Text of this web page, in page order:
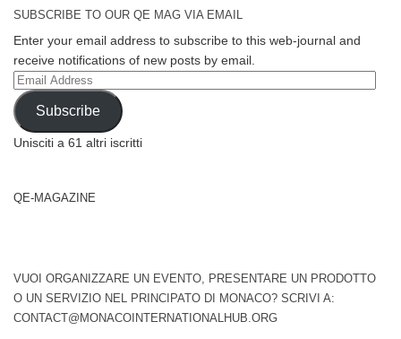
SUBSCRIBE TO OUR QE MAG VIA EMAIL
Enter your email address to subscribe to this web-journal and
receive notifications of new posts by email.
Email
Address
Subscribe
Unisciti a 61 altri iscritti
QE-MAGAZINE
VUOI ORGANIZZARE UN EVENTO, PRESENTARE UN PRODOTTO
O UN SERVIZIO NEL PRINCIPATO DI MONACO? SCRIVI A:
CONTACT@MONACOINTERNATIONALHUB.ORG